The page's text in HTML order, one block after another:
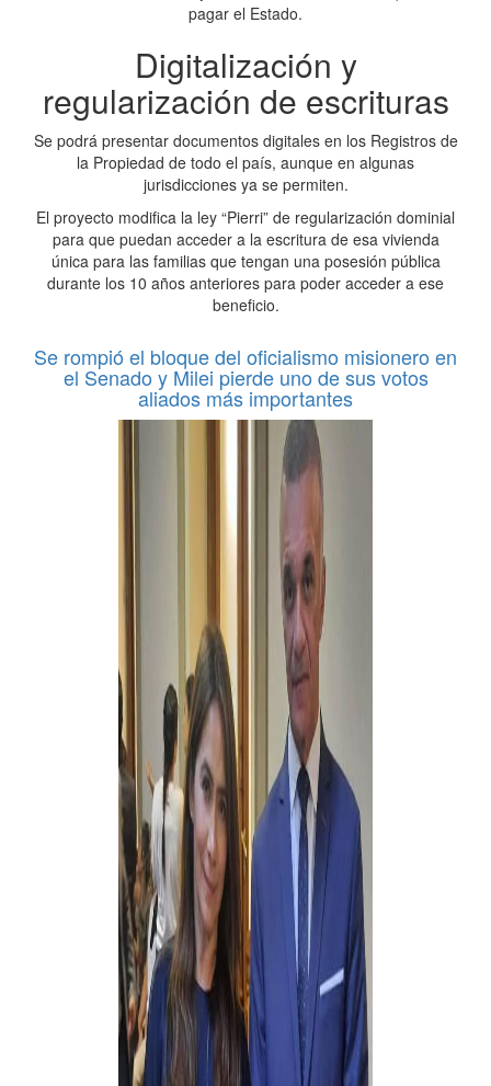
pagar el Estado.
Digitalización y
regularización de escrituras
Se podrá presentar documentos digitales en los Registros de
la Propiedad de todo el país, aunque en algunas
jurisdicciones ya se permiten.
El proyecto modifica la ley “Pierri” de regularización dominial
para que puedan acceder a la escritura de esa vivienda
única para las familias que tengan una posesión pública
durante los 10 años anteriores para poder acceder a ese
beneficio.
Se rompió el bloque del oficialismo misionero en
el Senado y Milei pierde uno de sus votos
aliados más importantes